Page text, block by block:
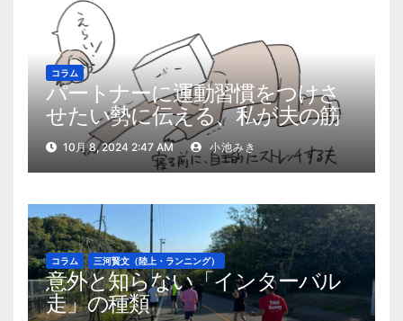
コラム
パートナーに運動習慣をつけさ
せたい勢に伝える、私が夫の筋
肉量を2kg増やした5ステップ
10月 8, 2024 2:47 AM 小池みき
コラム 三河賢文（陸上・ランニング）
意外と知らない「インターバル
走」の種類